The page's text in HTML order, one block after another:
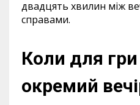
двадцять хвилин між
справами.
Коли для гри
окремий